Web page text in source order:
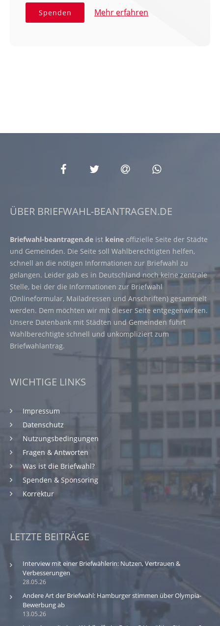
Spenden Mehr erfahren
ÜBER BRIEFWAHL-BEANTRAGEN.DE
Briefwahl-beantragen.de ist keine offizielle Seite der Städte
und Gemeinden. Die Seite soll Wahlberechtigten helfen,
schnell an die nötigen Informationen zur Briefwahl zu
gelangen. Leider gab es in Deutschland noch keine zentrale
Stelle, bei der die Informationen zur Briefwahl
(Onlineformular, Mailadressen und Anschriften) gesammelt
werden. Dem möchten wir mit dieser Seite entgegenwirken.
Unsere Datenbank mit Städten und Gemeinden führt
Wahlberechtigte schnell und unkompliziert zum
Briefwahlantrag.
WICHTIGE LINKS
Impressum
Datenschutz
Nutzungsbedingungen
Fragen & Antworten
Was ist die Briefwahl?
Spenden & Sponsoring
Korrektur
LETZTE BEITRÄGE
28.05.26
Interview mit einer Briefwählerin: Nutzen, Vertrauen &
Verbesserungen
13.05.26
Andere Art der Briefwahl: Hamburger stimmen über Olympia-
Bewerbung ab